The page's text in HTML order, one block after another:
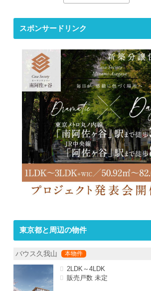
スポンサードリンク
東京都と周辺の物件
バウス久我山
2LDK～4LDK
販売戸数 未定